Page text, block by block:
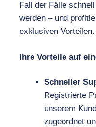
Fall der Fälle
werden – und
exklusiven Vorteilen.
Ihre Vorteile auf
Schneller
Registrierte
unserem
zugeordnet